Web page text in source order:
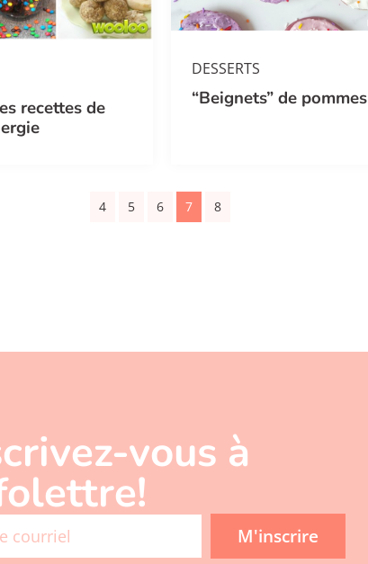
recettes de
DESSERTS
“Beignets” de pommes
4 5 6 7 8
vous à
M'inscrire